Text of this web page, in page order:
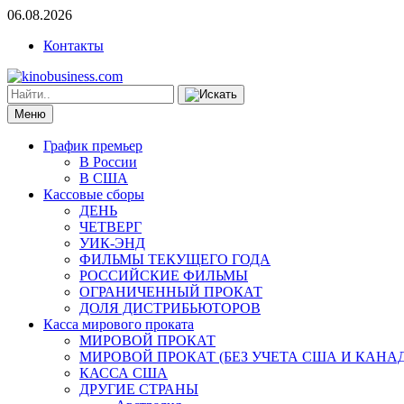
06.08.2026
Контакты
Меню
График премьер
В России
В США
Кассовые сборы
ДЕНЬ
ЧЕТВЕРГ
УИК-ЭНД
ФИЛЬМЫ ТЕКУЩЕГО ГОДА
РОССИЙСКИЕ ФИЛЬМЫ
ОГРАНИЧЕННЫЙ ПРОКАТ
ДОЛЯ ДИСТРИБЬЮТОРОВ
Касса мирового проката
МИРОВОЙ ПРОКАТ
МИРОВОЙ ПРОКАТ (БЕЗ УЧЕТА США И
КАССА США
ДРУГИЕ СТРАНЫ